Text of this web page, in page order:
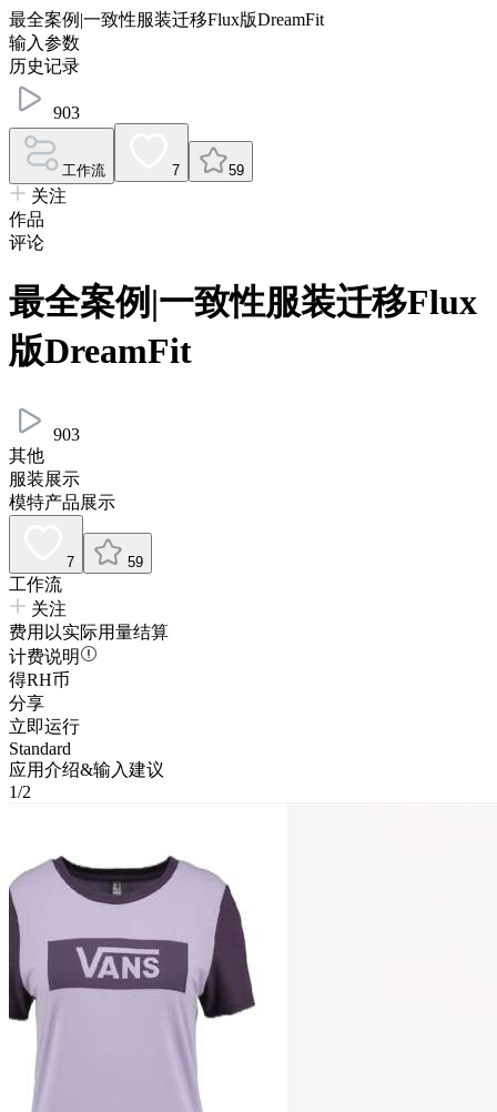
最全案例|一致性服装迁移Flux版DreamFit
输入参数
历史记录
903
工作流 7 59
关注
作品
评论
最全案例|一致性服装迁移Flux
版DreamFit
903
其他
服装展示
模特产品展示
7 59
工作流
关注
费用以实际用量结算
计费说明
得RH币
分享
立即运行
Standard
应用介绍&输入建议
1/2